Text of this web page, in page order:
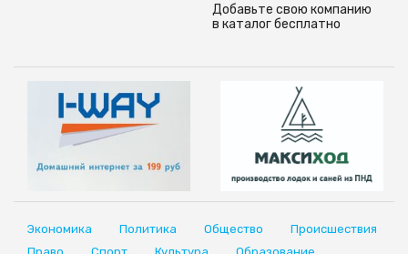
Добавьте свою компанию
в каталог бесплатно
Экономика Политика Общество
Происшествия